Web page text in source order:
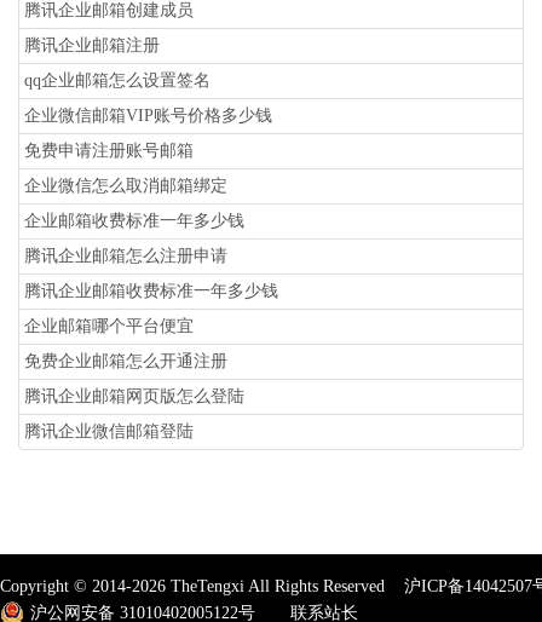
腾讯企业邮箱创建成员
腾讯企业邮箱注册
qq企业邮箱怎么设置签名
企业微信邮箱VIP账号价格多少钱
免费申请注册账号邮箱
企业微信怎么取消邮箱绑定
企业邮箱收费标准一年多少钱
腾讯企业邮箱怎么注册申请
腾讯企业邮箱收费标准一年多少钱
企业邮箱哪个平台便宜
免费企业邮箱怎么开通注册
腾讯企业邮箱网页版怎么登陆
腾讯企业微信邮箱登陆
Copyright © 2014-2026 TheTengxi All Rights Reserved 沪ICP备14042507
沪公网安备 31010402005122号
联系站长